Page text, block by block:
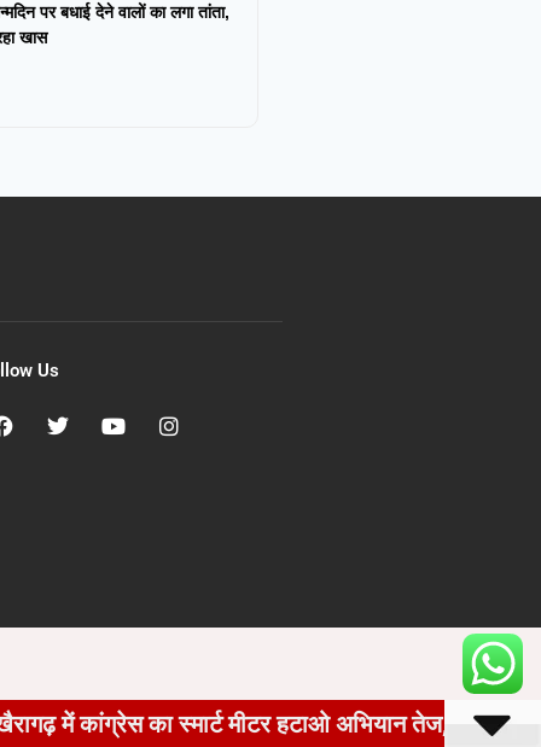
पर बधाई देने वालों का लगा तांता,
खास
Us
का स्मार्ट मीटर हटाओ अभियान तेज, घर-घर पहुंचकर भरवाए